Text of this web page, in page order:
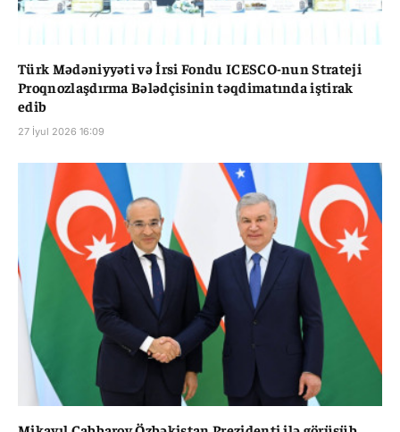
Türk Mədəniyyəti və İrsi Fondu ICESCO-nun Strateji
Proqnozlaşdırma Bələdçisinin təqdimatında iştirak
edib
27 İyul 2026 16:09